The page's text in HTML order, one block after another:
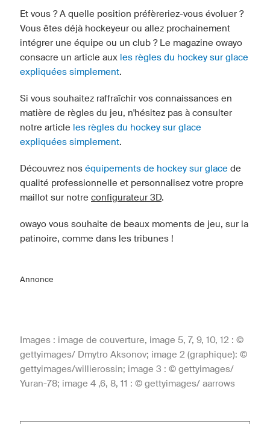
Et vous ? A quelle position préfèreriez-vous évoluer ?
Vous êtes déjà hockeyeur ou allez prochainement
intégrer une équipe ou un club ? Le magazine owayo
consacre un article aux les règles du hockey sur glace
expliquées simplement.
Si vous souhaitez raffraîchir vos connaissances en
matière de règles du jeu, n'hésitez pas à consulter
notre article les règles du hockey sur glace
expliquées simplement.
Découvrez nos équipements de hockey sur glace de
qualité professionnelle et personnalisez votre propre
maillot sur notre configurateur 3D.
owayo vous souhaite de beaux moments de jeu, sur la
patinoire, comme dans les tribunes !
Annonce
Images : image de couverture, image 5, 7, 9, 10, 12 : ©
gettyimages/ Dmytro Aksonov; image 2 (graphique): ©
gettyimages/willierossin; image 3 : © gettyimages/
Yuran-78; image 4 ,6, 8, 11 : © gettyimages/ aarrows